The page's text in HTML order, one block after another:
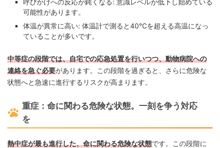
呼びかけへの反応が鈍くなる: 意識レベルが低下し始めている
可能性があります。
体温が異常に高い: 体温計で測ると40℃を超える高温になっ
ていることが多いです。
中等症の段階では、自宅での応急処置を行いつつ、動物病院への
連絡を急ぐ必要があります。この段階を過ぎると、さらに危険な
状態へと急速に進行するリスクが高まります。
重症：命に関わる危険な状態。一刻を争う対応
を
熱中症が最も進行した、命に関わる危険な状態です。この段階に